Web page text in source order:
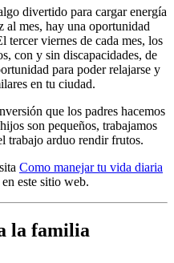
divertido para cargar energía
al mes, hay una oportunidad
tercer viernes de cada mes, los
con y sin discapacidades, de
para poder relajarse y
en tu ciudad.
que los padres hacemos
son pequeños, trabajamos
trabajo arduo rendir frutos.
Como manejar tu vida diaria
en este sitio web.
la familia